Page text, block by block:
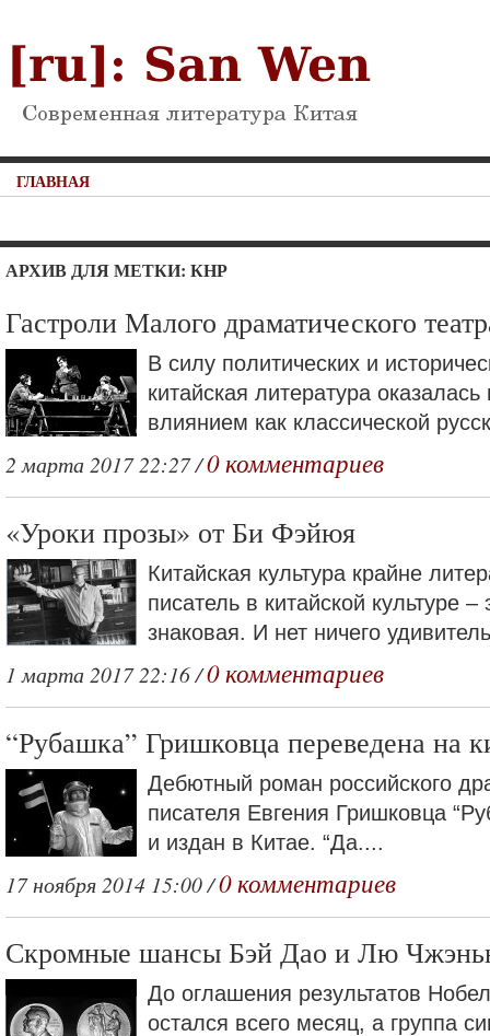
ГЛАВНАЯ
АРХИВ ДЛЯ МЕТКИ: КНР
Гастроли Малого драматического
В силу политических и
китайская литература
влиянием как классической
2 марта 2017 22:27 /0 комментариев
«Уроки прозы» от Би Фэйюя
Китайская культура крайне
писатель в китайской культуре –
знаковая. И нет ничего
1 марта 2017 22:16 /0 комментариев
“Рубашка” Гришковца переведена на
Дебютный роман российского
писателя Евгения Гришковца
и издан в Китае. “Да....
17 ноября 2014 15:00 /0 комментариев
Скромные шансы Бэй Дао и Лю
До оглашения результатов
остался всего месяц, а группа